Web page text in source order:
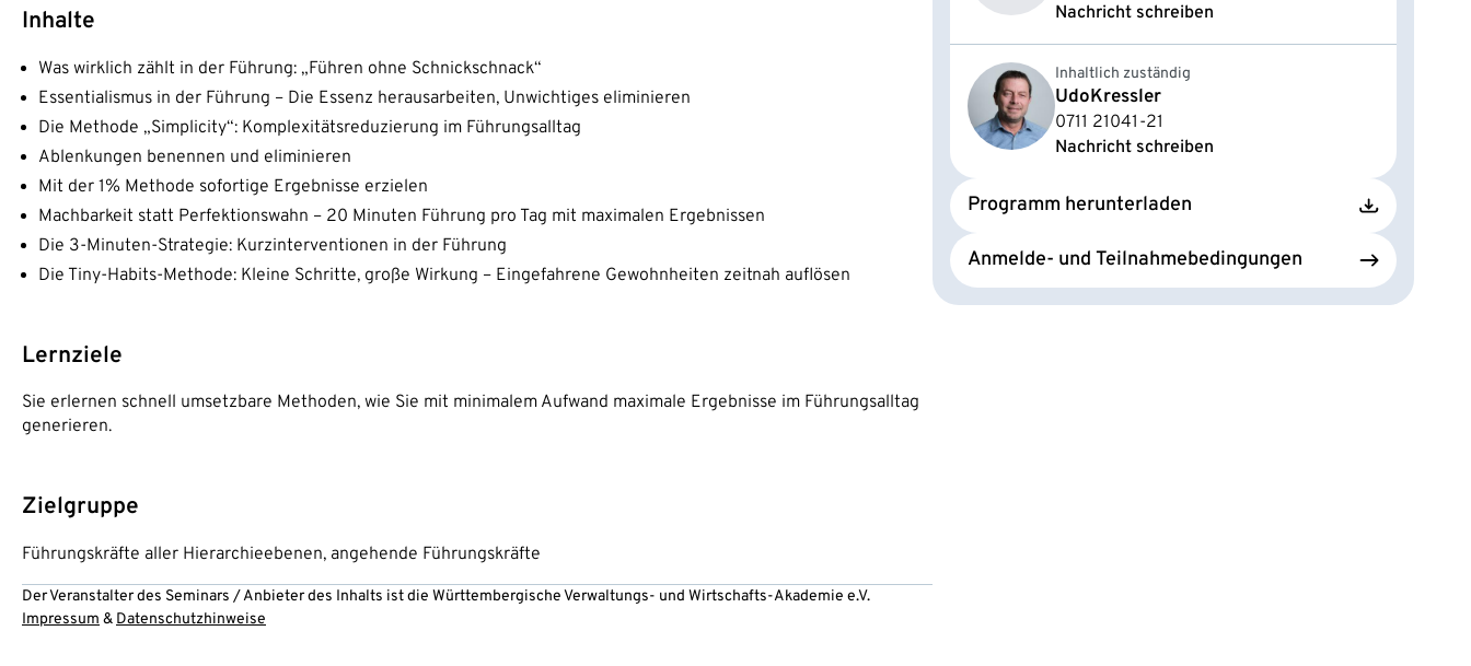
Inhalte
Was wirklich zählt in der Führung: „Führen ohne Schnickschnack“
Essentialismus in der Führung – Die Essenz herausarbeiten, Unwichtiges eliminieren
Die Methode „Simplicity“: Komplexitätsreduzierung im Führungsalltag
Ablenkungen benennen und eliminieren
Mit der 1% Methode sofortige Ergebnisse erzielen
Machbarkeit statt Perfektionswahn – 20 Minuten Führung pro Tag mit maximalen Ergebnissen
Die 3-Minuten-Strategie: Kurzinterventionen in der Führung
Die Tiny-Habits-Methode: Kleine Schritte, große Wirkung – Eingefahrene Gewohnheiten zeitnah auflösen
Lernziele
Sie erlernen schnell umsetzbare Methoden, wie Sie mit minimalem Aufwand maximale Ergebnisse im Führungsalltag
generieren.
Zielgruppe
Führungskräfte aller Hierarchieebenen, angehende Führungskräfte
Der Veranstalter des Seminars / Anbieter des Inhalts ist die Württembergische Verwaltungs- und Wirtschafts-Akademie e.V.
Impressum & Datenschutzhinweise
Nachricht schreiben
Inhaltlich zuständig
UdoKressler
0711 21041-21
Nachricht schreiben
Programm herunterladen
Anmelde- und Teilnahmebedingungen